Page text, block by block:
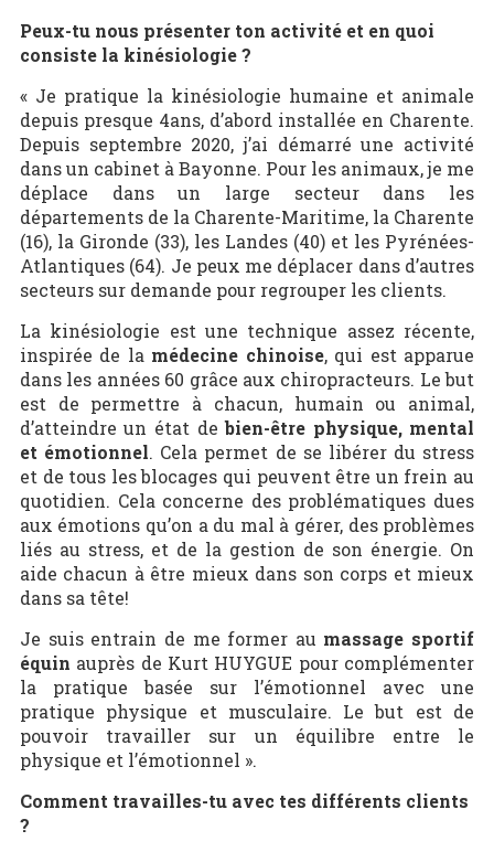
Peux-tu nous présenter ton activité et en quoi
consiste la kinésiologie ?
« Je pratique la kinésiologie humaine et animale
depuis presque 4ans, d’abord installée en Charente.
Depuis septembre 2020, j’ai démarré une activité
dans un cabinet à Bayonne. Pour les animaux, je me
déplace dans un large secteur dans les
départements de la Charente-Maritime, la Charente
(16), la Gironde (33), les Landes (40) et les Pyrénées-
Atlantiques (64). Je peux me déplacer dans d’autres
secteurs sur demande pour regrouper les clients.
La kinésiologie est une technique assez récente,
inspirée de la médecine chinoise, qui est apparue
dans les années 60 grâce aux chiropracteurs. Le but
est de permettre à chacun, humain ou animal,
d’atteindre un état debien-être physique, mental
et émotionnel. Cela permet de se libérer du stress
et de tous les blocages qui peuvent être un frein au
quotidien. Cela concerne des problématiques dues
aux émotions qu’on a du mal à gérer, des problèmes
liés au stress, et de la gestion de son énergie. On
aide chacun à être mieux dans son corps et mieux
dans sa tête!
Je suis entrain de me former au massage sportif
équin auprès de Kurt HUYGUE pour complémenter
la pratique basée sur l’émotionnel avec une
pratique physique et musculaire. Le but est de
pouvoir travailler sur un équilibre entre le
physique et l’émotionnel ».
Comment travailles-tu avec tes différents clients
?